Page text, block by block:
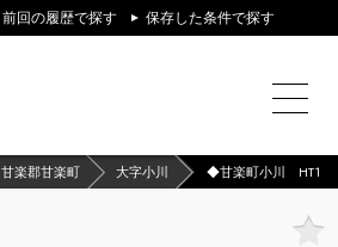
前回の履歴で探す 保存した条件で探す
甘楽郡甘楽町 大字小川 ◆甘楽町小川 HT1